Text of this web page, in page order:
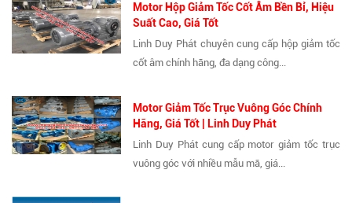
Motor Hộp Giảm Tốc Cốt Âm Bền Bỉ, Hiệu
Suất Cao, Giá Tốt
Linh Duy Phát chuyên cung cấp hộp giảm tốc
cốt âm chính hãng, đa dạng công...
Motor Giảm Tốc Trục Vuông Góc Chính
Hãng, Giá Tốt | Linh Duy Phát
Linh Duy Phát cung cấp motor giảm tốc trục
vuông góc với nhiều mẫu mã, giá...